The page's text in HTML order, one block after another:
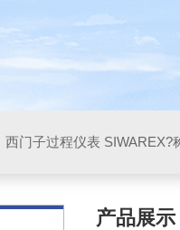
西门子过程仪表 SIWAREX?
产品展示